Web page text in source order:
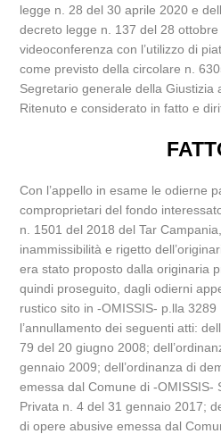
legge n. 28 del 30 aprile 2020 e
decreto legge n. 137 del 28
videoconferenza con l’utilizzo di
come previsto della circolare n.
Segretario generale della Giustizia
Ritenuto e considerato in fatto e
Con l’appello in esame le odierne
comproprietari del fondo
n. 1501 del 2018 del Tar
inammissibilità e rigetto
era stato proposto dalla originaria
quindi proseguito, dagli odierni
rustico sito in -OMISSIS- p.lla
l’annullamento dei seguenti atti:
79 del 20 giugno 2008;
gennaio 2009; dell’ordinanza di
emessa dal Comune di -OMISSIS-
Privata n. 4 del 31 gennaio 2017;
di opere abusive emessa dal